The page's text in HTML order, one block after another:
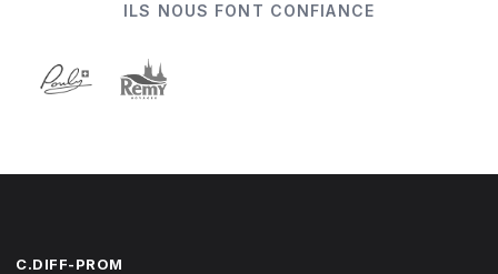
ILS NOUS FONT CONFIANCE
C.DIFF-PROM